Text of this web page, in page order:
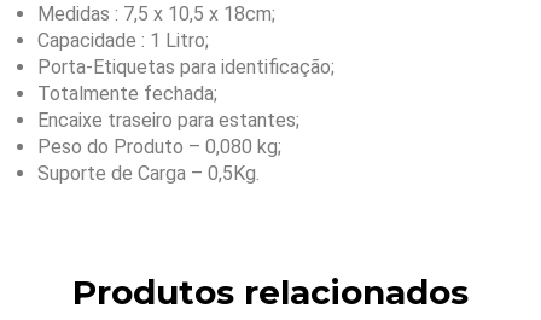
Medidas : 7,5 x 10,5 x 18cm;
Capacidade : 1 Litro;
Porta-Etiquetas para identificação;
Totalmente fechada;
Encaixe traseiro para estantes;
Peso do Produto – 0,080 kg;
Suporte de Carga – 0,5Kg.
Produtos relacionados